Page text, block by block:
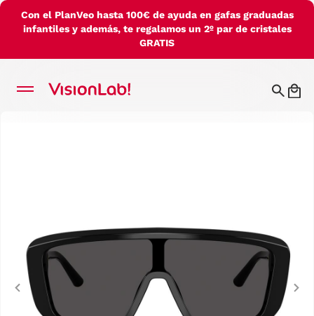
Con el PlanVeo hasta 100€ de ayuda en gafas graduadas
infantiles y además, te regalamos un 2º par de cristales
GRATIS
Previous